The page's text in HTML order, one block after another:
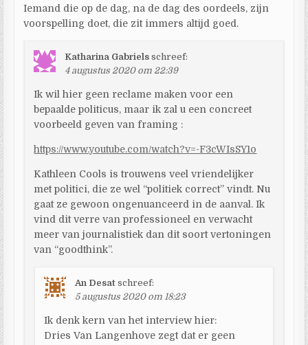
Iemand die op de dag, na de dag des oordeels, zijn
voorspelling doet, die zit immers altijd goed.
Katharina Gabriels schreef:
4 augustus 2020 om 22:39
Ik wil hier geen reclame maken voor een
bepaalde politicus, maar ik zal u een concreet
voorbeeld geven van framing :
https://www.youtube.com/watch?v=-F3cWIsSY1o
Kathleen Cools is trouwens veel vriendelijker
met politici, die ze wel “politiek correct” vindt. Nu
gaat ze gewoon ongenuanceerd in de aanval. Ik
vind dit verre van professioneel en verwacht
meer van journalistiek dan dit soort vertoningen
van “goodthink”.
An Desat schreef:
5 augustus 2020 om 18:23
Ik denk kern van het interview hier:
Dries Van Langenhove zegt dat er geen